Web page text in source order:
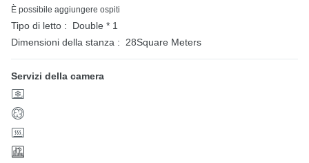
È possibile aggiungere ospiti
Tipo di letto :
Double * 1
Dimensioni della stanza :
28Square Meters
Servizi della camera